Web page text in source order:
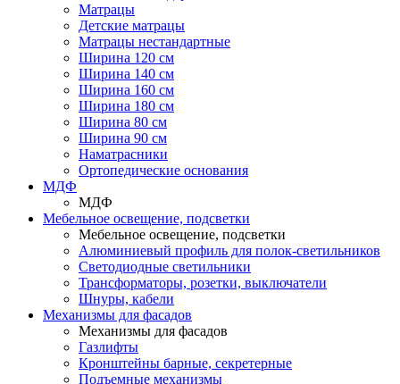
Матрацы
Детские матрацы
Матрацы нестандартные
Ширина 120 см
Ширина 140 см
Ширина 160 см
Ширина 180 см
Ширина 80 см
Ширина 90 см
Наматрасники
Ортопедические основания
МДФ
МДФ
Мебельное освещение, подсветки
Мебельное освещение, подсветки
Алюминиевый профиль для полок-светильников
Светодиодные светильники
Трансформаторы, розетки, выключатели
Шнуры, кабели
Механизмы для фасадов
Механизмы для фасадов
Газлифты
Кронштейны барные, секретерные
Подъемные механизмы